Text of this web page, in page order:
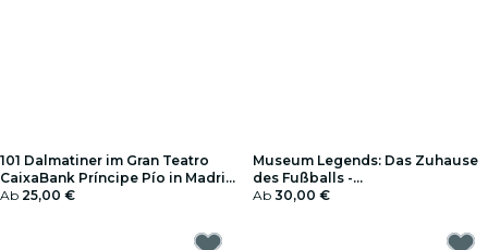
101 Dalmatiner im Gran Teatro
CaixaBank Príncipe Pío in Madrid
- Geschenkgutschein
Ab 25,00 €
Museum Legends: Das Zuhause
des Fußballs -
Geschenkgutschein
Ab 30,00 €